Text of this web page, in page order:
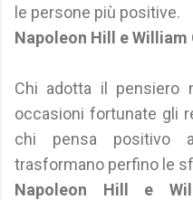
le persone più positive.
Napoleon Hill e
Chi adotta il pensiero
occasioni fortunate gli
chi pensa positivo
trasformano perfino le
Napoleon Hill e